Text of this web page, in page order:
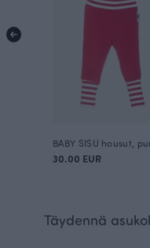
30.00 EUR
Täydennä